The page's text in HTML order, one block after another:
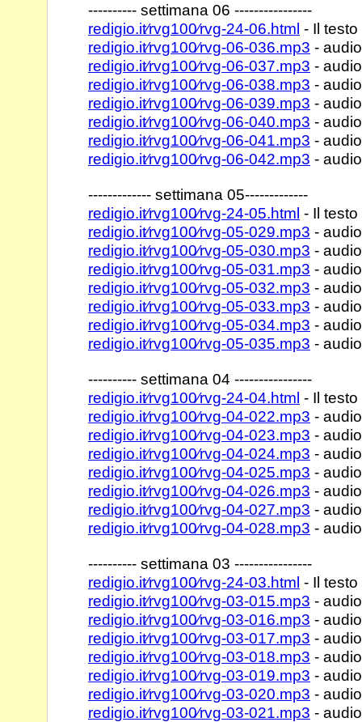
---------- settimana 06 ----------------
redigio.it⁄rvg100⁄rvg-24-06.html - Il
redigio.it⁄rvg100⁄rvg-06-036.mp3 -
redigio.it⁄rvg100⁄rvg-06-037.mp3 -
redigio.it⁄rvg100⁄rvg-06-038.mp3 -
redigio.it⁄rvg100⁄rvg-06-039.mp3 -
redigio.it⁄rvg100⁄rvg-06-040.mp3 -
redigio.it⁄rvg100⁄rvg-06-041.mp3 -
redigio.it⁄rvg100⁄rvg-06-042.mp3 -
------------- settimana 05-------------
redigio.it⁄rvg100⁄rvg-24-05.html - Il
redigio.it⁄rvg100⁄rvg-05-029.mp3 -
redigio.it⁄rvg100⁄rvg-05-030.mp3 -
redigio.it⁄rvg100⁄rvg-05-031.mp3 -
redigio.it⁄rvg100⁄rvg-05-032.mp3 -
redigio.it⁄rvg100⁄rvg-05-033.mp3 -
redigio.it⁄rvg100⁄rvg-05-034.mp3 -
redigio.it⁄rvg100⁄rvg-05-035.mp3 -
---------- settimana 04 ----------------
redigio.it⁄rvg100⁄rvg-24-04.html - Il
redigio.it⁄rvg100⁄rvg-04-022.mp3 -
redigio.it⁄rvg100⁄rvg-04-023.mp3 -
redigio.it⁄rvg100⁄rvg-04-024.mp3 -
redigio.it⁄rvg100⁄rvg-04-025.mp3 -
redigio.it⁄rvg100⁄rvg-04-026.mp3 -
redigio.it⁄rvg100⁄rvg-04-027.mp3 -
redigio.it⁄rvg100⁄rvg-04-028.mp3 -
---------- settimana 03 ----------------
redigio.it⁄rvg100⁄rvg-24-03.html - Il
redigio.it⁄rvg100⁄rvg-03-015.mp3 -
redigio.it⁄rvg100⁄rvg-03-016.mp3 -
redigio.it⁄rvg100⁄rvg-03-017.mp3 -
redigio.it⁄rvg100⁄rvg-03-018.mp3 -
redigio.it⁄rvg100⁄rvg-03-019.mp3 -
redigio.it⁄rvg100⁄rvg-03-020.mp3 -
redigio.it⁄rvg100⁄rvg-03-021.mp3 -